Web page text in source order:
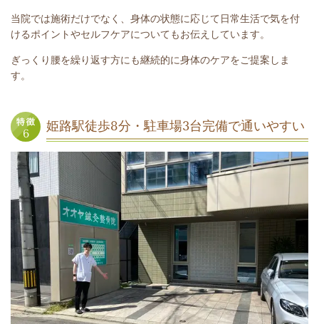
当院では施術だけでなく、身体の状態に応じて日常生活で気を付
けるポイントやセルフケアについてもお伝えしています。
ぎっくり腰を繰り返す方にも継続的に身体のケアをご提案しま
す。
姫路駅徒歩8分・駐車場3台完備で通いやすい